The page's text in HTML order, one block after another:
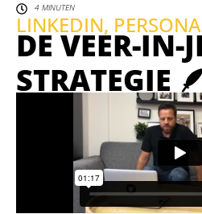
4 MINUTEN
LINKEDIN,
DE VEER-IN-
STRATEGIE